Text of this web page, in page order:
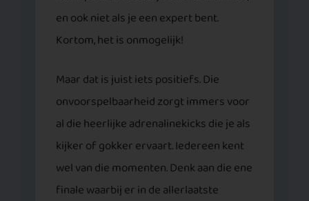
en ook niet als je een expert bent.
Kortom, het is onmogelijk!
Maar dat is juist iets positiefs. Die
onvoorspelbaarheid zorgt immers voor
al die heerlijke adrenalinekicks die je als
kijker of gokker ervaart. Iedereen kent
wel van die momenten. Denk aan die ene
finale waarbij er in de allerlaatste